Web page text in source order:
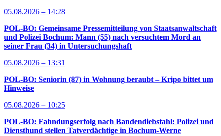
05.08.2026 – 14:28
POL-BO: Gemeinsame Pressemitteilung von Staatsanwaltschaft
und Polizei Bochum: Mann (55) nach versuchtem Mord an
seiner Frau (34) in Untersuchungshaft
05.08.2026 – 13:31
POL-BO: Seniorin (87) in Wohnung beraubt – Kripo bittet um
Hinweise
05.08.2026 – 10:25
POL-BO: Fahndungserfolg nach Bandendiebstahl: Polizei und
Diensthund stellen Tatverdächtige in Bochum-Werne